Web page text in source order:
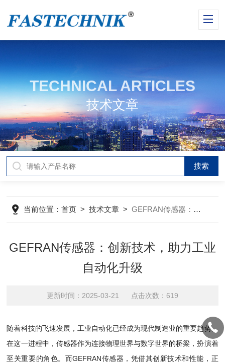
TECHNICAL ARTICLES
技术文章
当前位置：首页 >技术文章 >GEFRAN传感器：创新技术，助力工业自动化升级
GEFRAN传感器：创新技术，助力工业
自动化升级
更新时间：2025-03-21 点击次数：619
随着科技的飞速发展，工业自动化已经成为现代制造业的重要趋势。
在这一进程中，传感器作为连接物理世界与数字世界的桥梁，扮演着
至关重要的角色。而GEFRAN传感器，凭借其创新技术和性能，正